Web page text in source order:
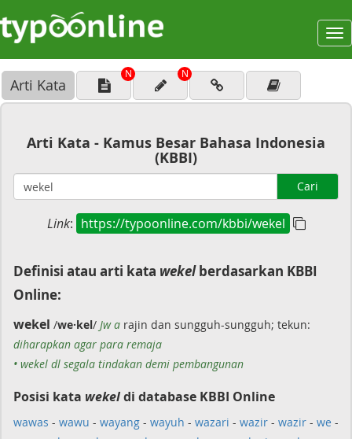
Arti Kata
N N
Arti Kata - Kamus Besar Bahasa Indonesia
(KBBI)
Cari
Link: https://typoonline.com/kbbi/wekel
Definisi atau arti kata wekelberdasarkan KBBI
Online:
wekel /we·kel/ Jw a rajin dan sungguh-sungguh; tekun:
diharapkan agar para remaja
• wekel dl segala tindakan demi pembangunan
Posisi kata wekeldi database KBBI Online
wawas - wawu - wayang - wayuh - wazari - wazir - wazir - we -